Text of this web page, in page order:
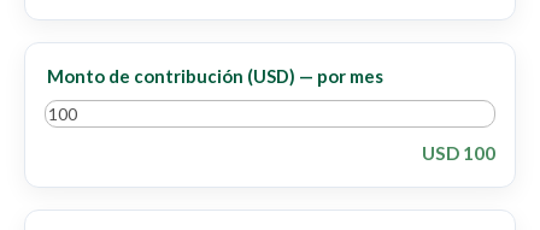
Monto de contribución (USD) — por mes
USD 100